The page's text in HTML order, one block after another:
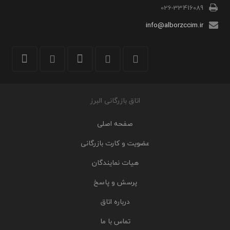
026-33416089
info@alborzccim.ir
اتاق بازرگانی البرز
صفحه اصلی
عضویت و کارت بازرگانی
هیات نمایندگان
پرسش و پاسخ
درباره اتاق
تماس با ما